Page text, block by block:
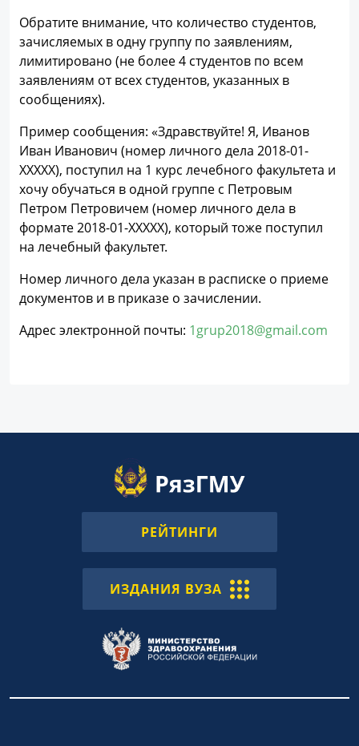
Обратите внимание, что количество студентов,
зачисляемых в одну группу по заявлениям,
лимитировано (не более 4 студентов по всем
заявлениям от всех студентов, указанных в
сообщениях).
Пример сообщения: «Здравствуйте! Я, Иванов
Иван Иванович (номер личного дела 2018-01-
ХХХХХ), поступил на 1 курс лечебного факультета и
хочу обучаться в одной группе с Петровым
Петром Петровичем (номер личного дела в
формате 2018-01-ХХХХХ), который тоже поступил
на лечебный факультет.
Номер личного дела указан в расписке о приеме
документов и в приказе о зачислении.
Адрес электронной почты: 1grup2018@gmail.com
РЕЙТИНГИ
ИЗДАНИЯ ВУЗА